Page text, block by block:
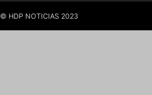
© HDP NOTICIAS 2023